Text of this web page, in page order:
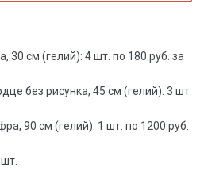
30 см (гелий): 4 шт. по 180 руб. за
без рисунка, 45 см (гелий): 3 шт.
90 см (гелий): 1 шт. по 1200 руб.